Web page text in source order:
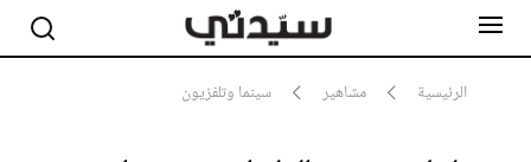
الرئيسية مشاهير سينما وتلفزيون